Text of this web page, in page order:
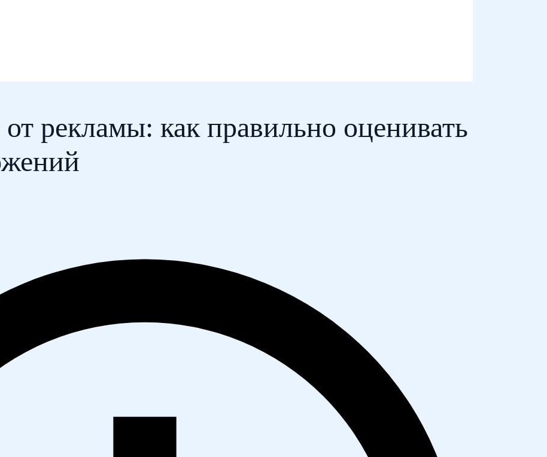
рекламы: как правильно оценивать